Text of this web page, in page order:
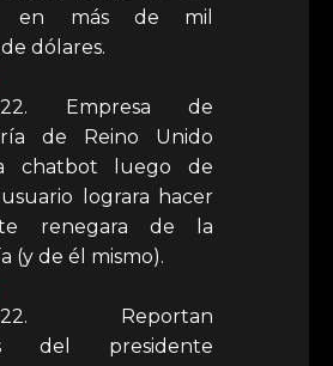
en más de mil
dólares.
22. Empresa de
de Reino Unido
chatbot luego de
lograra hacer
renegara de la
(y de él mismo).
22. Reportan
del presidente